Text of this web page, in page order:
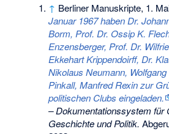
↑ Berliner Manuskripte, 1.
Januar 1967 haben Dr.
Borm, Prof. Dr. Ossip K.
Enzensberger, Prof. Dr.
Ekkehart Krippendoirff, Dr.
Nikolaus Neumann,
Pinkall, Manfred Rexin zur
politischen Clubs eingeladen.
– Dokumentationssystem für
Geschichte und Politik.